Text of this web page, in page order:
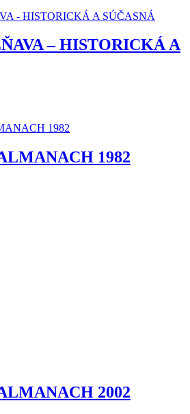
– HISTORICKÁ A
1982
2002